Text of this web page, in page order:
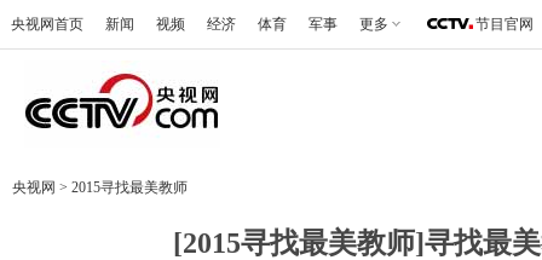
央视网首页 新闻 视频 经济 体育 军事 更多 节目官网
央视网 > 2015寻找最美教师
[2015寻找最美教师]寻找最